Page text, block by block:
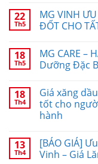
22
Th5
MG VINH
ĐỐT CHO
18
Th5
MG CARE –
Dưỡng Đặc
18
Th4
Giá xăng
tốt cho
hành
13
Th4
[BÁO GIÁ]
Vinh – Giá